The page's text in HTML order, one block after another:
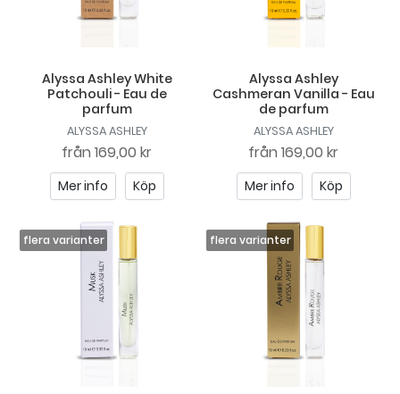
Alyssa Ashley White
Patchouli - Eau de
parfum
ALYSSA ASHLEY
från 169,00 kr
Mer info Köp
Alyssa Ashley
Cashmeran Vanilla - Eau
de parfum
ALYSSA ASHLEY
från 169,00 kr
Mer info Köp